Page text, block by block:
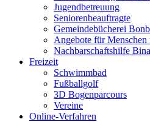
Jugendbetreuung
Seniorenbeauftragte
Gemeindebücherei
Angebote für
Nachbarschaftshilfe
Freizeit
Schwimmbad
Fußballgolf
3D Bogenparcours
Vereine
Online-Verfahren